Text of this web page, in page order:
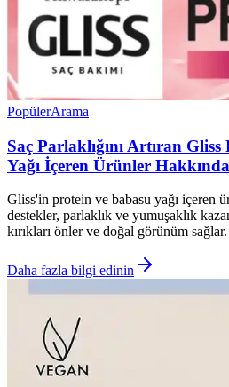
PopülerArama
Saç Parlaklığını Artıran
Yağı İçeren Ürünler
Gliss'in protein ve babasu yağı içeren
destekler, parlaklık ve yumuşaklık
kırıkları önler ve doğal görünüm sağlar.
Daha fazla bilgi edinin